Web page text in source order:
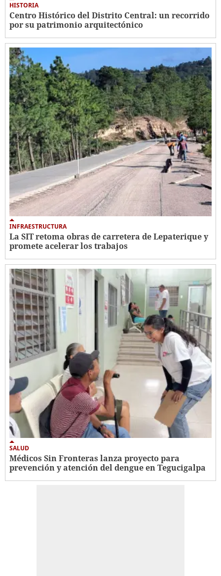
HISTORIA
Centro Histórico del Distrito Central: un recorrido
por su patrimonio arquitectónico
INFRAESTRUCTURA
La SIT retoma obras de carretera de Lepaterique y
promete acelerar los trabajos
SALUD
Médicos Sin Fronteras lanza proyecto para
prevención y atención del dengue en Tegucigalpa